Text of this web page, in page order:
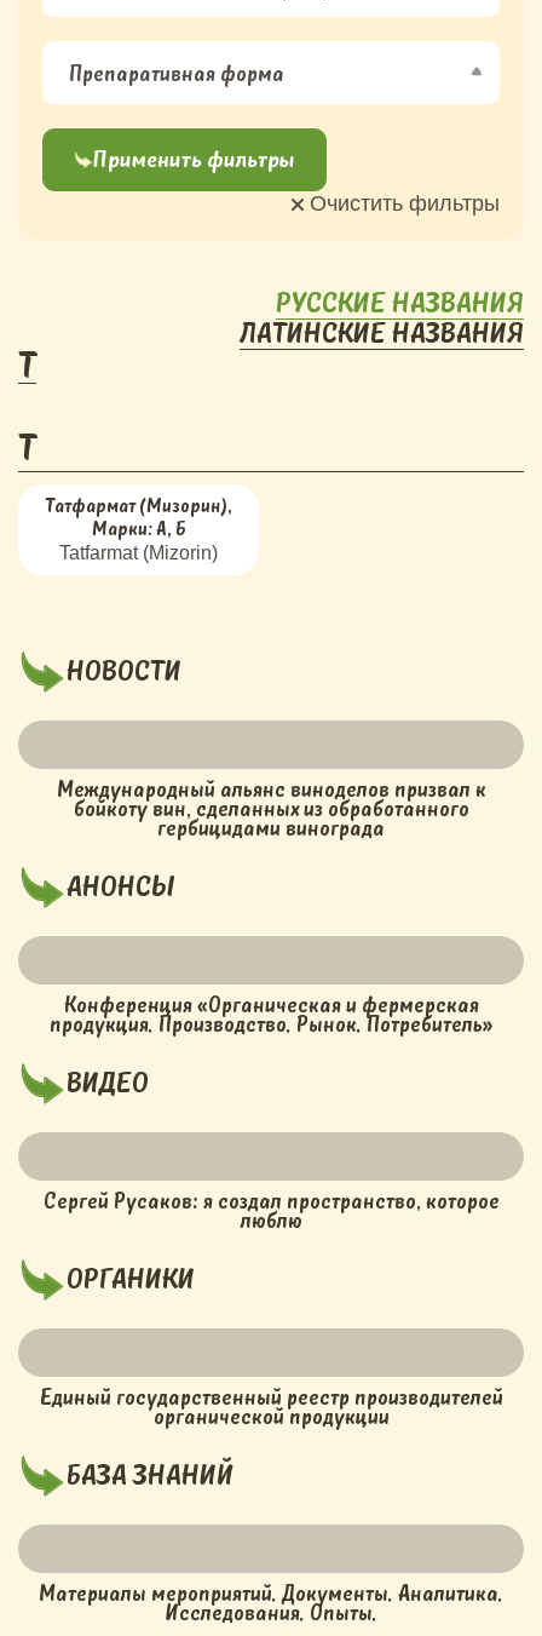
Препаративная форма
Применить фильтры
Очистить фильтры
Т
РУССКИЕ НАЗВАНИЯ
ЛАТИНСКИЕ НАЗВАНИЯ
Т
Татфармат (Мизорин),
Марки: А, Б
Tatfarmat (Mizorin)
НОВОСТИ
Международный альянс виноделов призвал к
бойкоту вин, сделанных из обработанного
гербицидами винограда
АНОНСЫ
Конференция «Органическая и фермерская
продукция. Производство. Рынок. Потребитель»
ВИДЕО
Сергей Русаков: я создал пространство, которое
люблю
ОРГАНИКИ
Единый государственный реестр производителей
органической продукции
БАЗА ЗНАНИЙ
Материалы мероприятий. Документы. Аналитика.
Исследования. Опыты.